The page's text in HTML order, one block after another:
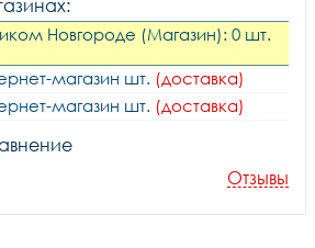
Новгороде (Магазин): 0 шт.
магазин шт. (доставка)
магазин шт. (доставка)
Отзывы